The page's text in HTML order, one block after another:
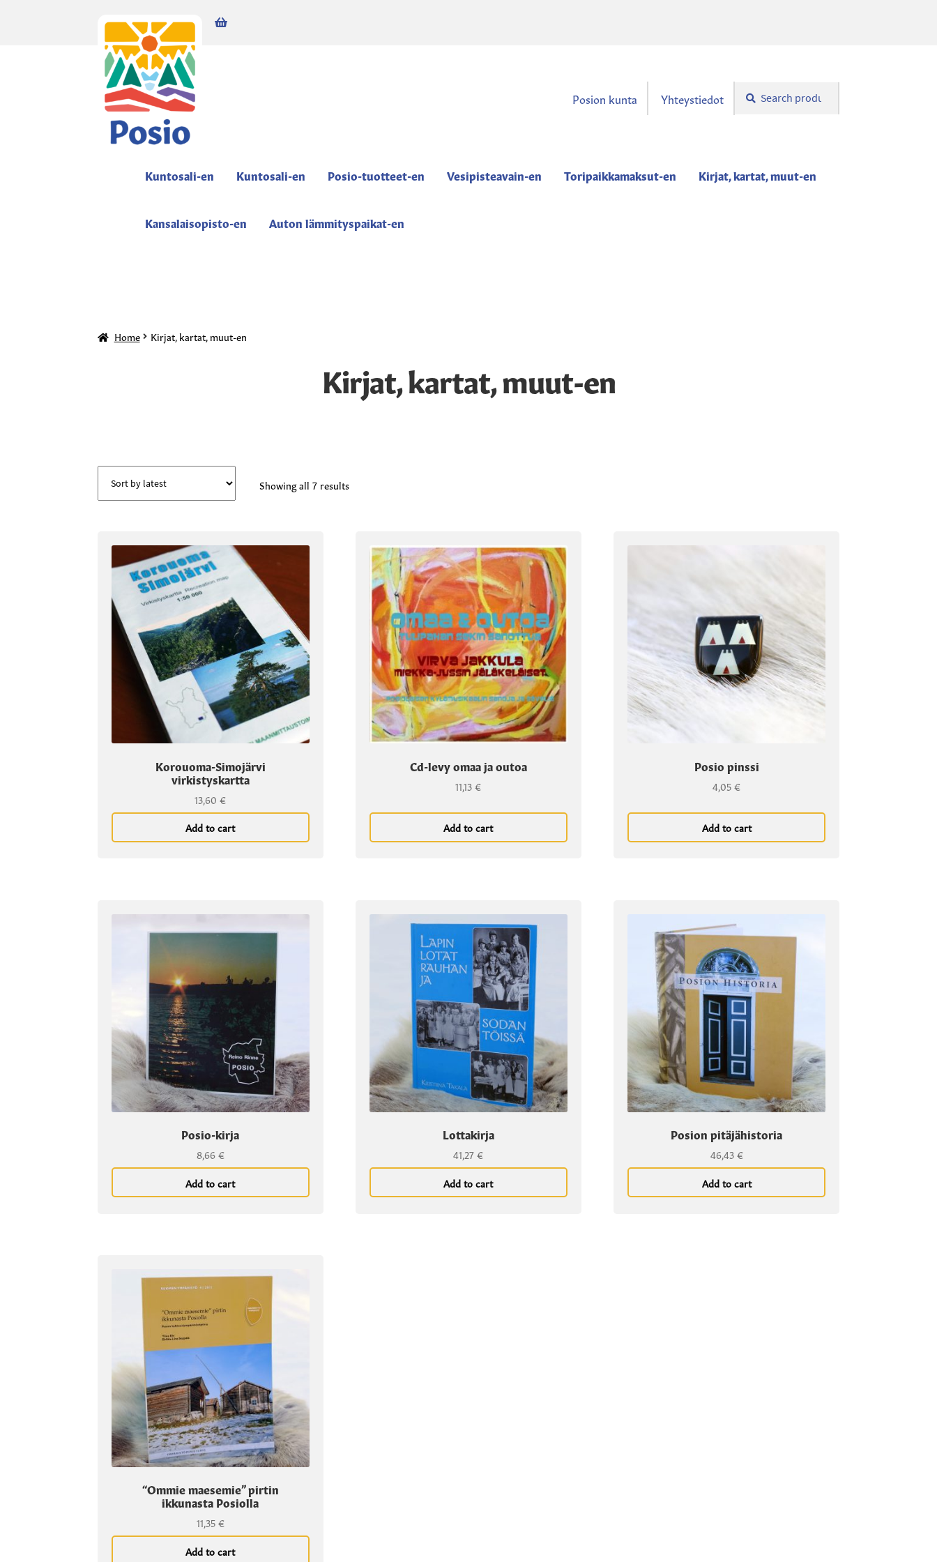
0,00€ 0 items
Posion kunta Yhteystiedot
Search
for:
Kuntosali-en Kuntosali-en Posio-tuotteet-en Vesipisteavain-en Toripaikkamaksut-en Kirjat, kartat, muut-en
Kansalaisopisto-en Auton lämmityspaikat-en
Home Kirjat, kartat, muut-en
Kirjat, kartat, muut-en
Showing all 7 results
Korouoma-Simojärvi
virkistyskartta
13,60€
Add to cart
Cd-levy omaa ja outoa
11,13€
Add to cart
Posio pinssi
4,05€
Add to cart
Posio-kirja
8,66 €
Add to cart
Lottakirja
41,27€
Add to cart
Posion pitäjähistoria
46,43 €
Add to cart
“Ommie maesemie” pirtin
ikkunasta Posiolla
11,35 €
Add to cart